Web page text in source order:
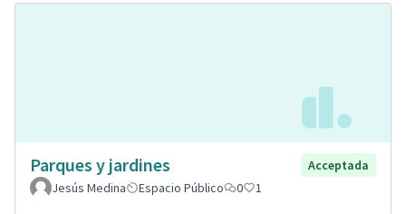
Parques y jardines
Acceptada
Jesús Medina
Espacio Público 0 1